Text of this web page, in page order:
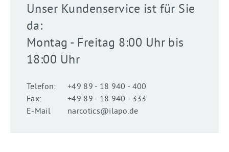
Unser Kundenservice ist für Sie
da:
Montag - Freitag 8:00 Uhr bis
18:00 Uhr
Telefon:
+49 89 - 18 940 - 400
Fax:
+49 89 - 18 940 - 333
E-Mail
narcotics@ilapo.de